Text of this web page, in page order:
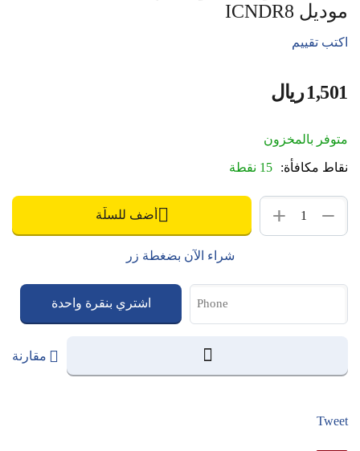
موديل ICNDR8
اكتب تقييم
ريال‎ 1,501
متوفر بالمخزون
نقاط مكافأة: 15 نقطة
+ − أضف للسلّة
شراء الآن بضغطة زر
اشتري بنقرة واحدة
مقارنة
Tweet